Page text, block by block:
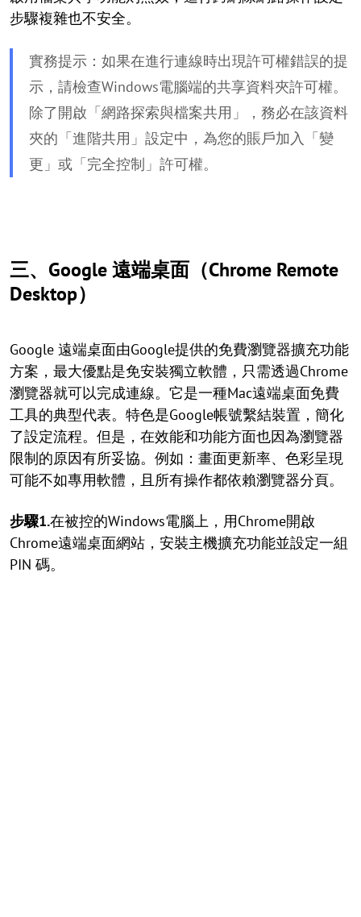
步驟複雜也不安全。
實務提示：如果在進行連線時出現許可權錯誤的提
示，請檢查Windows電腦端的共享資料夾許可權。
除了開啟「網路探索與檔案共用」，務必在該資料
夾的「進階共用」設定中，為您的賬戶加入「變
更」或「完全控制」許可權。
三、Google 遠端桌面（Chrome Remote
Desktop）
Google 遠端桌面由Google提供的免費瀏覽器擴充功能
方案，最大優點是免安裝獨立軟體，只需透過Chrome
瀏覽器就可以完成連線。它是一種Mac遠端桌面免費
工具的典型代表。特色是Google帳號繫結裝置，簡化
了設定流程。但是，在效能和功能方面也因為瀏覽器
限制的原因有所妥協。例如：畫面更新率、色彩呈現
可能不如專用軟體，且所有操作都依賴瀏覽器分頁。
步驟1.在被控的Windows電腦上，用Chrome開啟
Chrome遠端桌面網站，安裝主機擴充功能並設定一組
PIN 碼。